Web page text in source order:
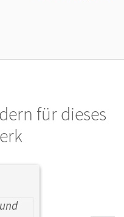
Book arbeiten.
für dieses